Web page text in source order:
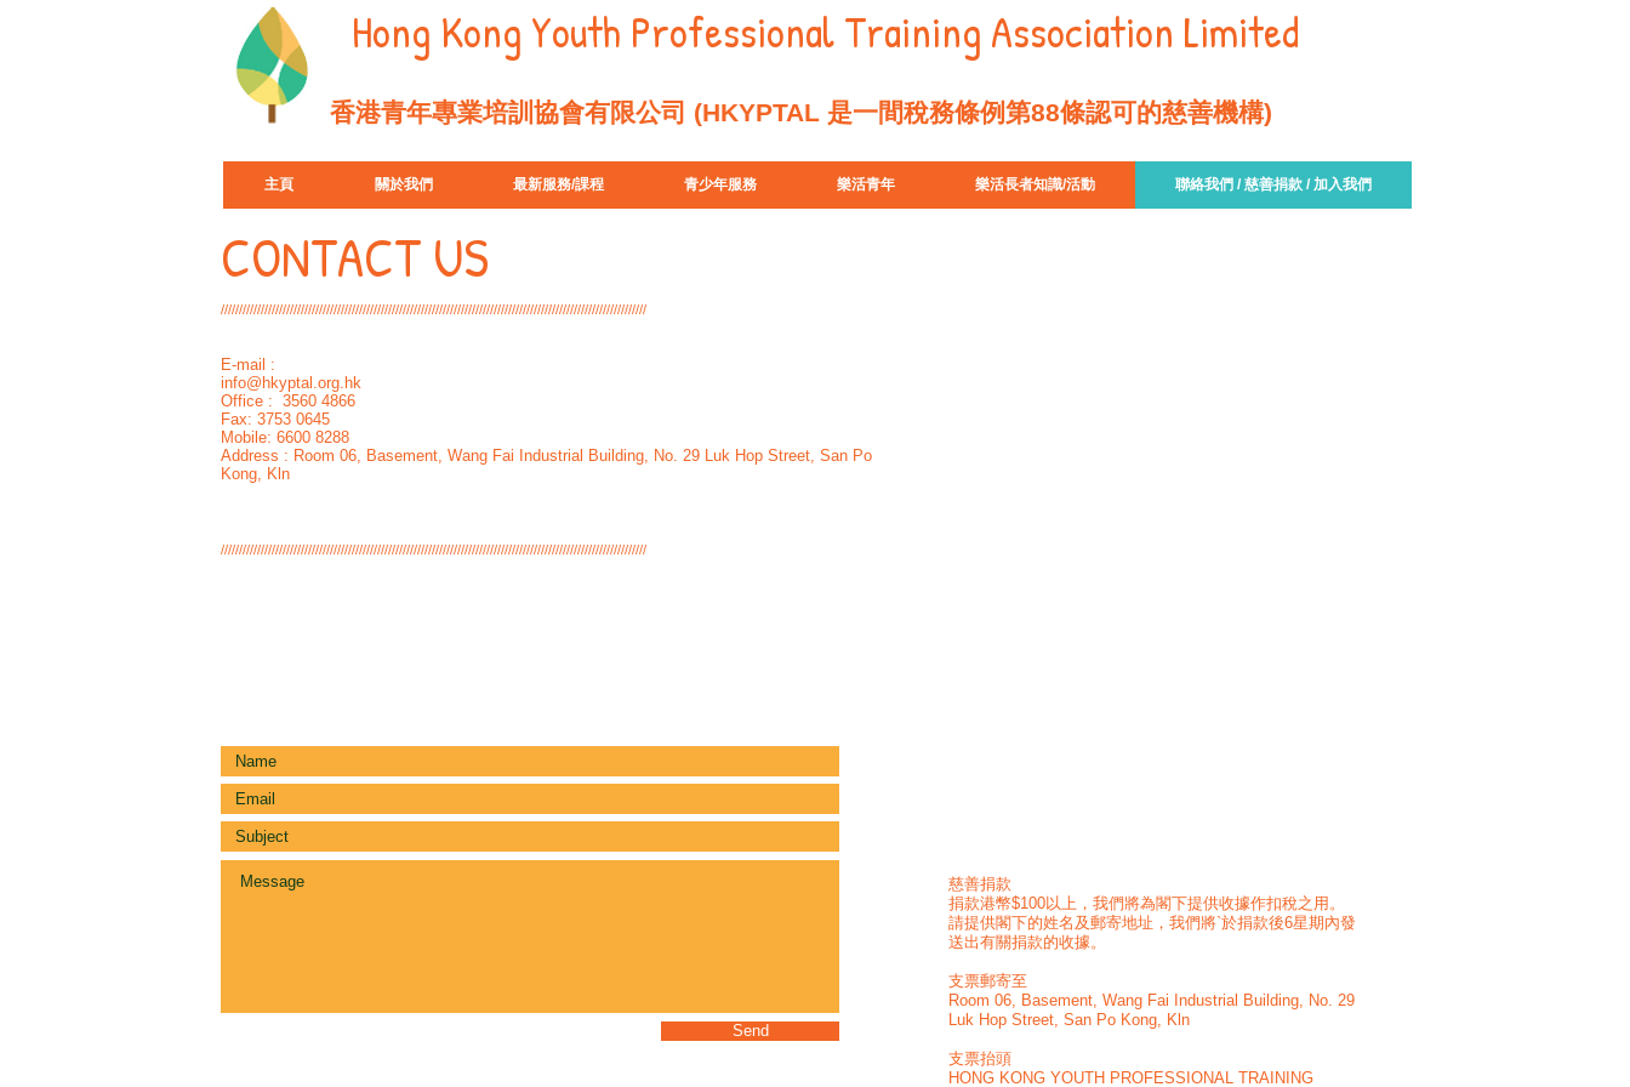
Hong Kong Youth Professional Training Association Limited
香港青年專業培訓協會有限公司 (HKYPTAL 是一間稅務條例第88條認可的慈善機構)
主頁 關於我們 最新服務/課程 青少年服務 樂活青年 樂活長者知識/活動 聯絡我們 / 慈善捐款 / 加入我們
CONTACT US
/////////////////////////////////////////////////////////////////////////////////////////////////////////////////////
E-mail :
info@hkyptal.org.hk
Office : 3560 4866
Fax: 3753 0645
Mobile: 6600 8288
Address : Room 06, Basement, Wang Fai Industrial Building, No. 29 Luk Hop Street, San Po
Kong, Kln
/////////////////////////////////////////////////////////////////////////////////////////////////////////////////////
Send
慈善捐款
捐款港幣$100以上，我們將為閣下提供收據作扣稅之用。
請提供閣下的姓名及郵寄地址，我們將`於捐款後6星期內發
送出有關捐款的收據。
支票郵寄至
Room 06, Basement, Wang Fai Industrial Building, No. 29
Luk Hop Street, San Po Kong, Kln
支票抬頭
HONG KONG YOUTH PROFESSIONAL TRAINING